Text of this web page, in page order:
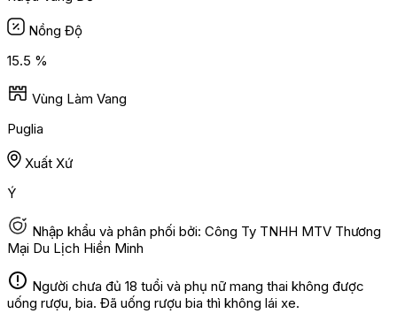
Nồng Độ
15.5 %
Vùng Làm Vang
Puglia
Xuất Xứ
Ý
Nhập khẩu và phân phối bởi: Công Ty TNHH MTV Thương
Mại Du Lịch Hiền Minh
Người chưa đủ 18 tuổi và phụ nữ mang thai không được
uống rượu, bia. Đã uống rượu bia thì không lái xe.